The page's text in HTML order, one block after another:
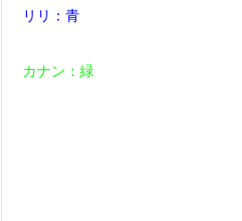
リリ：青
カナン：緑